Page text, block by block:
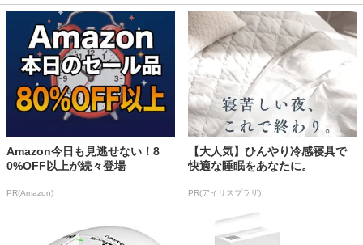
Amazon今日も見逃せない！8
0%OFF以上が続々登場
PR(Amazon)
【大人気】ひんやり冷感寝具で
快適な睡眠をあなたに。
PR(アイリスプラザ)